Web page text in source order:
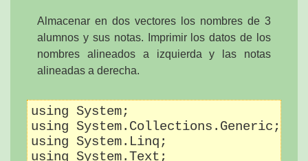
Almacenar en dos vectores los nombres de 3
alumnos y sus notas. Imprimir los datos de los
nombres alineados a izquierda y las notas
alineadas a derecha.
using System;
using System.Collections.Generic;
using System.Linq;
using System.Text;